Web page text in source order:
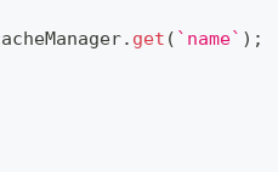
. get ( ` name` ) ;